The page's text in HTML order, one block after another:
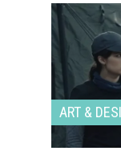
ART &